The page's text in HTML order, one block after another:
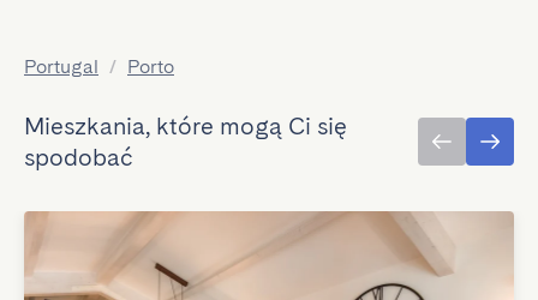
Portugal / Porto
Mieszkania, które mogą Ci się
spodobać